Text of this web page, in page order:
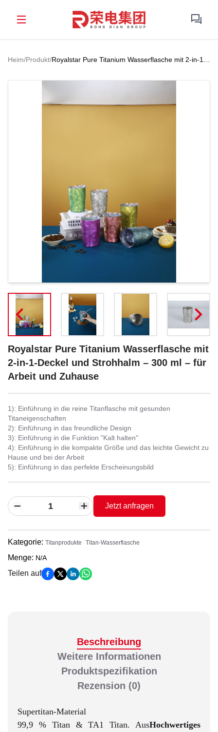
Heim/Produkt/Royalstar Pure Titanium Wasserflasche mit 2-in-1-
Zuhause
Royalstar Pure Titanium Wasserflasche mit
2-in-1-Deckel und Strohhalm – 300 ml – für
Arbeit und Zuhause
1): Einführung in die reine Titanflasche mit gesunden
Titaneigenschaften
2): Einführung in das freundliche Design
3): Einführung in die Funktion "Kalt halten"
4): Einführung in die kompakte Größe und das leichte Gewicht zu
Hause und bei der Arbeit
5): Einführung in das perfekte Erscheinungsbild
Jetzt anfragen
Kategorie: Titanprodukte Titan-Wasserflasche
Menge: N/A
Teilen auf
Beschreibung
Weitere Informationen
Produktspezifikation
Rezension (0)
Supertitan-Material
99,9 % Titan & TA1 Titan. AusHochwertiges